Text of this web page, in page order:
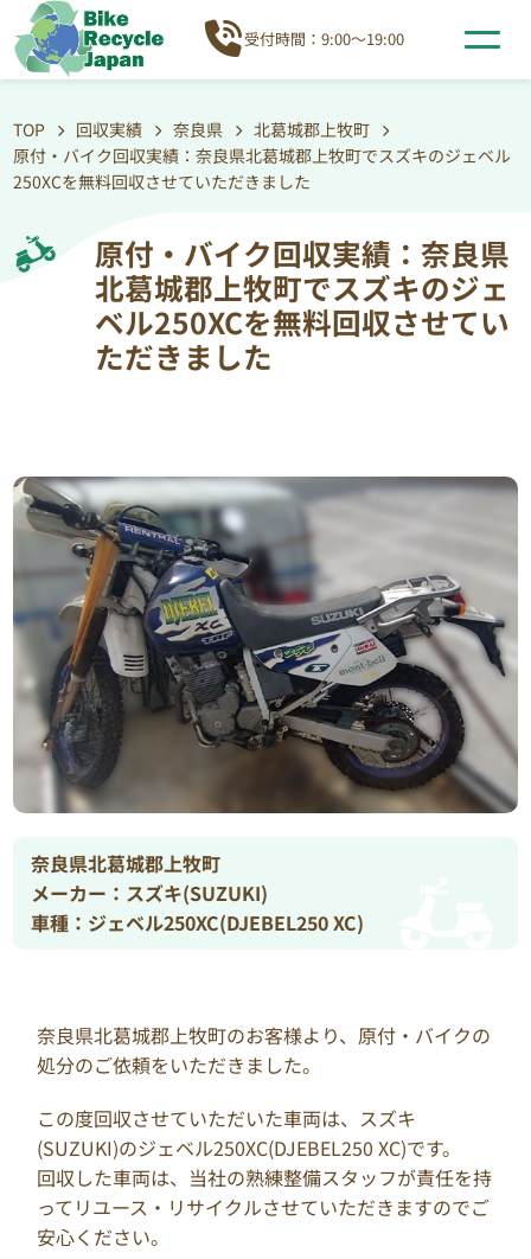
受付時間：9:00～19:00
TOP 回収実績 奈良県
北葛城郡上牧町
原付・バイク回収実績：奈良県北葛城郡上牧町でスズキのジェベル
250XCを無料回収させていただきました
原付・バイク回収実績：奈良県
北葛城郡上牧町でスズキのジェ
ベル250XCを無料回収させてい
ただきました
奈良県北葛城郡上牧町
メーカー：スズキ(SUZUKI)
車種：ジェベル250XC(DJEBEL250 XC)
奈良県北葛城郡上牧町のお客様より、原付・バイクの
処分のご依頼をいただきました。
この度回収させていただいた車両は、スズキ
(SUZUKI)のジェベル250XC(DJEBEL250 XC)です。
回収した車両は、当社の熟練整備スタッフが責任を持
ってリユース・リサイクルさせていただきますのでご
安心ください。